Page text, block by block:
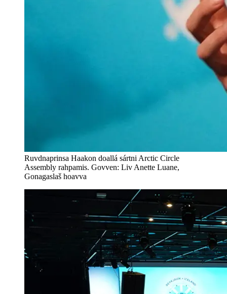
Ruvdnaprinsa Haakon doallá sártni Arctic Circle
Assembly rahpamis. Govven: Liv Anette Luane,
Gonagaslaš hoavva